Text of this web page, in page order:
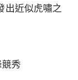
出近似虎嘯之
秀